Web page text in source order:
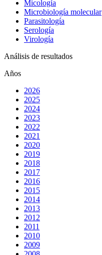
Micología
Microbiología molecular
Parasitología
Serología
Virología
Análisis de resultados
Años
2026
2025
2024
2023
2022
2021
2020
2019
2018
2017
2016
2015
2014
2013
2012
2011
2010
2009